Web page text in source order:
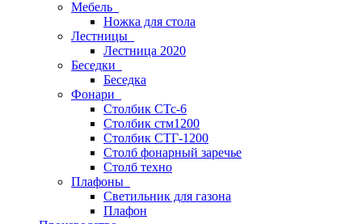
Мебель
Ножка для стола
Лестницы
Лестница 2020
Беседки
Беседка
Фонари
Столбик СТс-6
Столбик стм1200
Столбик СТГ-1200
Столб фонарный заречье
Столб техно
Плафоны
Светильник для газона
Плафон